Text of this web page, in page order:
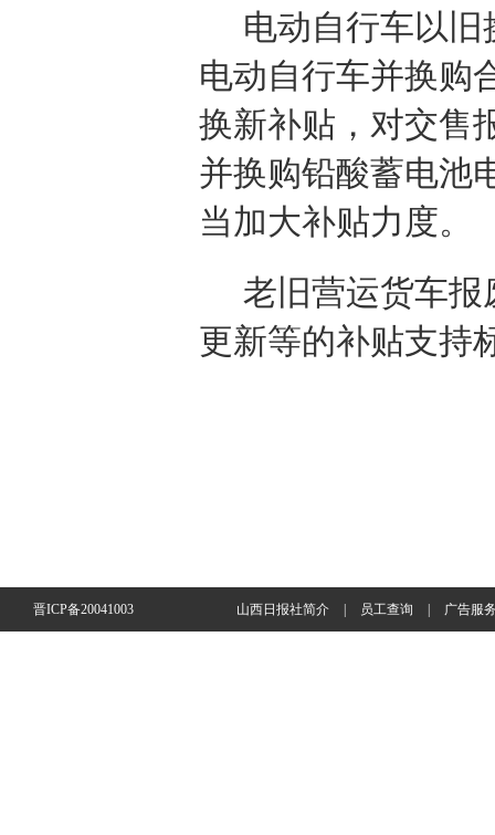
电动自行车以
电动自行车并换购
换新补贴，对交售
并换购铅酸蓄电池
当加大补贴力度。
老旧营运货车
更新等的补贴支持
晋ICP备20041003 山西日报社简介 员工查询 广告服